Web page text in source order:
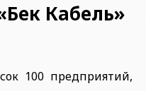
Кабель»
100 предприятий,